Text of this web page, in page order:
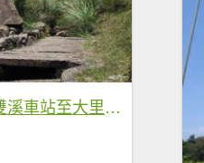
淡蘭北路第五段：雙溪車站至大里車站